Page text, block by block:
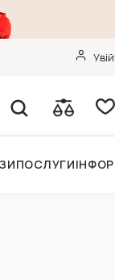
ПОСЛУГИ